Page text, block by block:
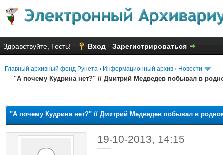
Здравствуйте, Гость! Вход Зарегистрироваться
Главный архивный фонд Рунета › Информационный архив › Новости
"А почему Кудрина нет?" // Дмитрий Медведев побывал в
"А почему Кудрина нет?" // Дмитрий Медведев побывал в
19-10-2013, 14:15